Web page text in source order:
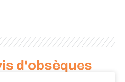
d'obsèques